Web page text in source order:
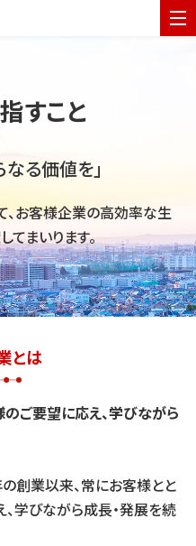
すこと
なる価値を」
、お客様企業の高効率な生
まいります。
とは
ご要望に応え、学びながら
創業以来、常にお客様とと
学びながら成長・発展を続